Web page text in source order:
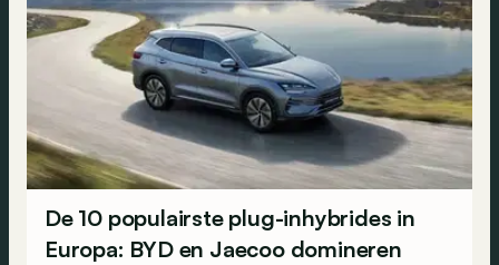
De 10 populairste plug-inhybrides in
Europa: BYD en Jaecoo domineren